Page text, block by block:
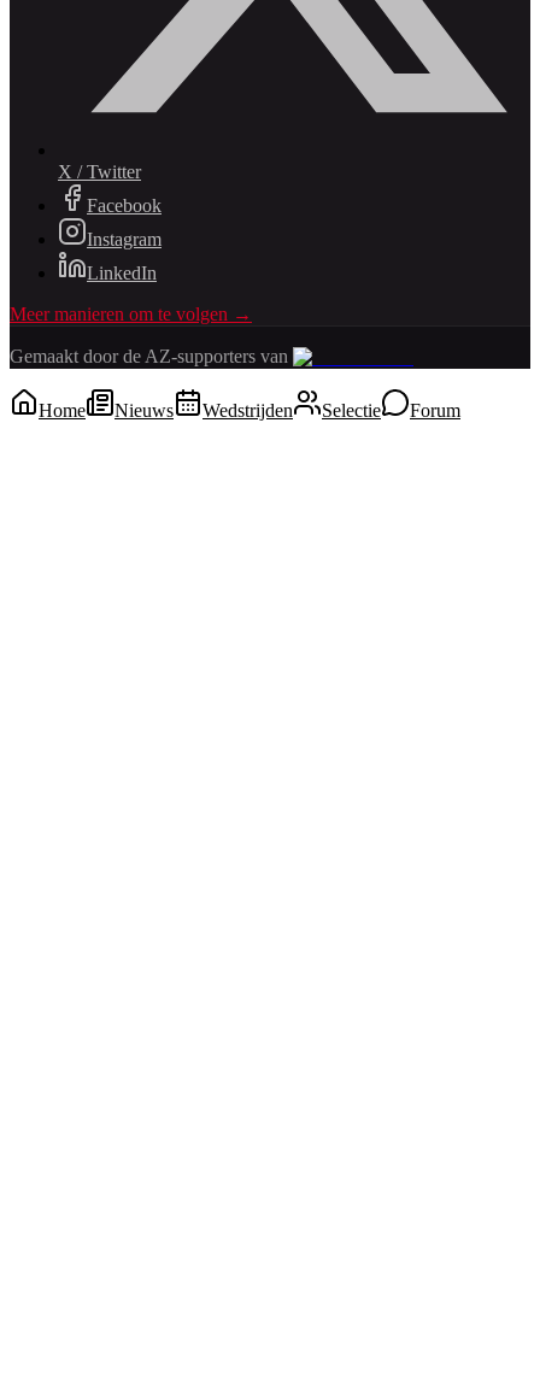
X / Twitter
Facebook
Instagram
LinkedIn
Meer manieren om te volgen →
Gemaakt door de AZ-supporters van
Home Nieuws Wedstrijden Selectie Forum